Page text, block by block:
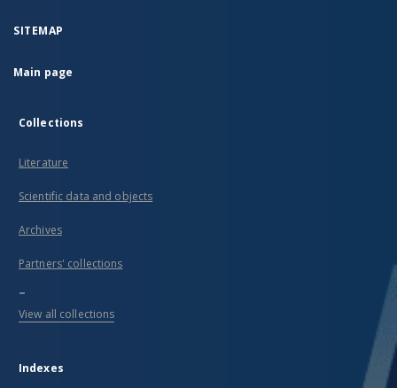
SITEMAP
Main page
Collections
Literature
Scientific data and objects
Archives
Partners' collections
...
View all collections
Indexes